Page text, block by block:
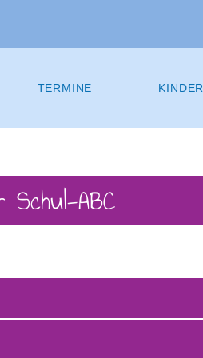
TERMINE KINDER
Schul-ABC